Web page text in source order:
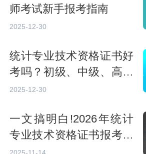
师考试新手报考指南
2025-12-30
统计专业技术资格证书好
考吗？初级、中级、高级
考试难度全解析
2025-12-30
一文搞明白!2026年统计
专业技术资格证书报考条
件